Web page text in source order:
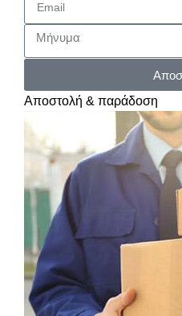
Αποστολή & παράδοση